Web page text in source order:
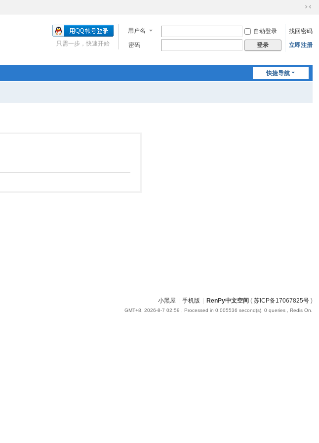
切
到
窄
用户名 自动登录
找回密码
密码
登录 立即注册
只需一步，快速开始
快捷导航
小黑屋 手机版 RenPy中文空间 ( 苏ICP备17067825号)
GMT+8, 2026-8-7 02:59 , Processed in 0.005536 second(s), 0 queries , Redis On.